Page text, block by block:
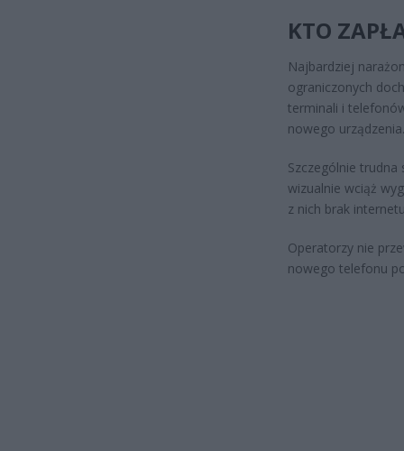
KTO
Najbardziej
ograniczonych
terminali i
nowego urządzenia.
Szczególnie
wizualnie wciąż
z nich brak
Operatorzy nie
nowego telefonu